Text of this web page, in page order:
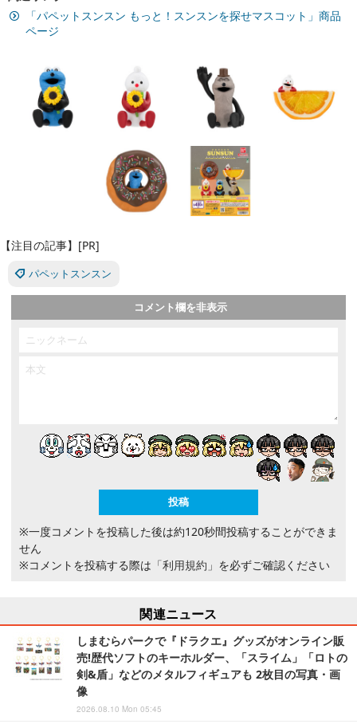
「パペットスンスン もっと！スンスンを探せマスコット」商品
ページ
【注目の記事】[PR]
パペットスンスン
コメント欄を非表示
※一度コメントを投稿した後は約120秒間投稿することができま
せん
※コメントを投稿する際は 「利用規約」 を必ずご確認ください
関連ニュース
しまむらパークで『ドラクエ』グッズがオンライン販
売!歴代ソフトのキーホルダー、「スライム」「ロトの
剣&盾」などのメタルフィギュアも 2枚目の写真・画
像
2026.08.10 Mon 05:45